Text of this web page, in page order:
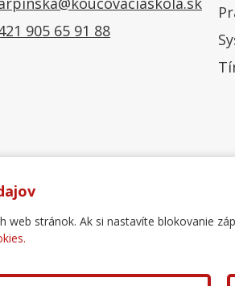
905 65 91 88
stránok. Ak si nastavíte blokovanie